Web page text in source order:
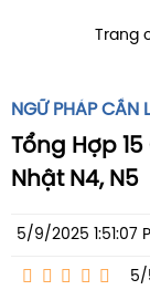
Trang
NGỮ PHÁP CẦN
Tổng Hợp
Nhật N4, N5
5/9/2025 1:51:07
5/